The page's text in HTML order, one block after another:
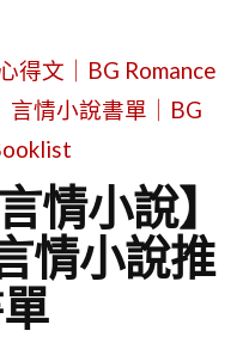
得文｜BG Romance
言情小說書單｜BG
情小說】
情小說推